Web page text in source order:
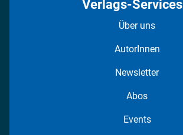
Verlags-Services
Über uns
AutorInnen
Newsletter
Abos
Events